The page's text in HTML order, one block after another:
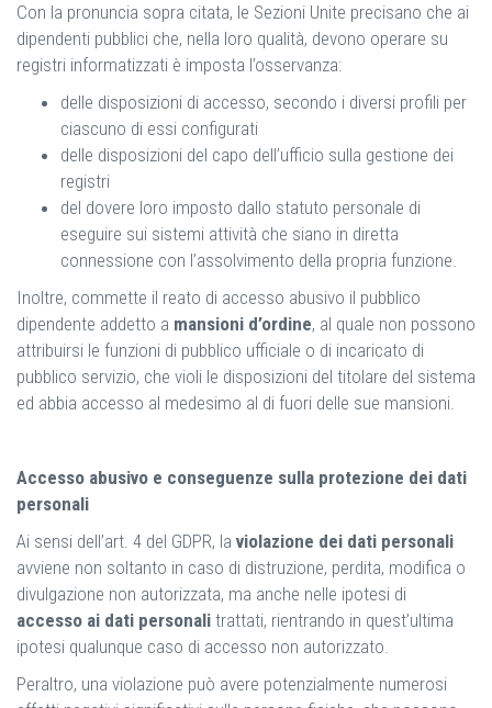
Con la pronuncia sopra citata, le Sezioni Unite precisano che ai
dipendenti pubblici che, nella loro qualità, devono operare su
registri informatizzati è imposta l’osservanza:
delle disposizioni di accesso, secondo i diversi profili per
ciascuno di essi configurati
delle disposizioni del capo dell’ufficio sulla gestione dei
registri
del dovere loro imposto dallo statuto personale di
eseguire sui sistemi attività che siano in diretta
connessione con l’assolvimento della propria funzione.
Inoltre, commette il reato di accesso abusivo il pubblico
dipendente addetto a mansioni d’ordine, al quale non possono
attribuirsi le funzioni di pubblico ufficiale o di incaricato di
pubblico servizio, che violi le disposizioni del titolare del sistema
ed abbia accesso al medesimo al di fuori delle sue mansioni.
Accesso abusivo e conseguenze sulla protezione dei dati
personali
Ai sensi dell’art. 4 del GDPR, la violazione dei dati personali
avviene non soltanto in caso di distruzione, perdita, modifica o
divulgazione non autorizzata, ma anche nelle ipotesi di
accesso ai dati personali trattati, rientrando in quest’ultima
ipotesi qualunque caso di accesso non autorizzato.
Peraltro, una violazione può avere potenzialmente numerosi